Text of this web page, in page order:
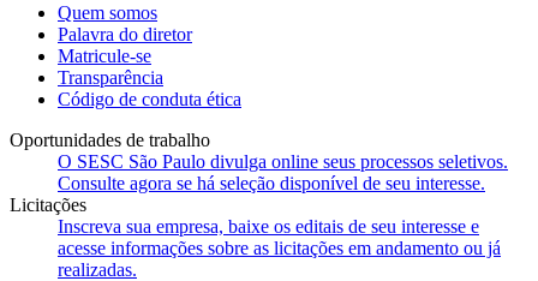
Quem somos
Palavra do diretor
Matricule-se
Transparência
Código de conduta ética
Oportunidades de trabalho
O SESC São Paulo divulga online seus processos seletivos.
Consulte agora se há seleção disponível de seu interesse.
Licitações
Inscreva sua empresa, baixe os editais de seu interesse e
acesse informações sobre as licitações em andamento ou já
realizadas.